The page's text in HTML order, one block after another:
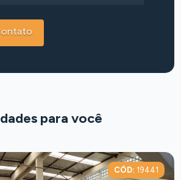
para você
CÓD: 19441